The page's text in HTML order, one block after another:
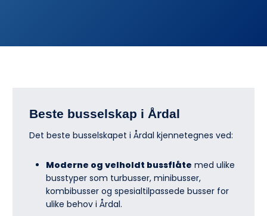
Beste busselskap i Årdal
Det beste busselskapet i Årdal kjennetegnes ved:
Moderne og velholdt bussflåte med ulike
busstyper som turbusser, minibusser,
kombibusser og spesialtilpassede busser for
ulike behov i Årdal.